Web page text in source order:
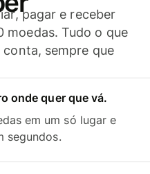
pagar e receber
moedas. Tudo o que
sempre que
onde quer que vá.
em um só lugar e
segundos.